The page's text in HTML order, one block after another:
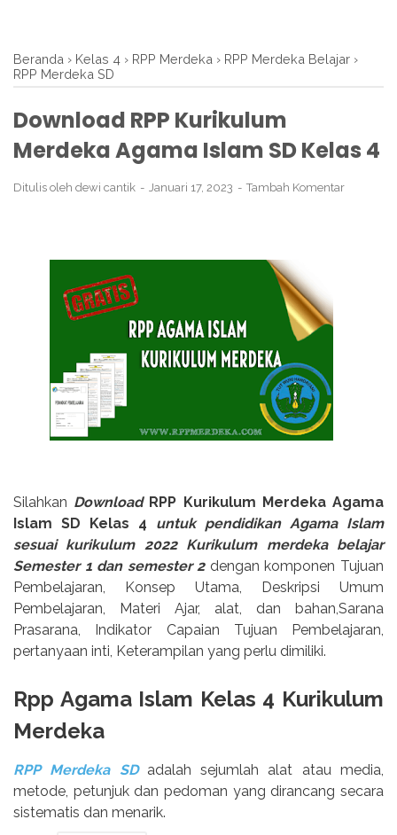
Beranda › Kelas 4 › RPP Merdeka › RPP Merdeka Belajar ›
RPP Merdeka SD
Download RPP Kurikulum
Merdeka Agama Islam SD Kelas 4
Ditulis oleh dewi cantik Januari 17, 2023 Tambah Komentar
Silahkan Download RPP Kurikulum Merdeka Agama
Islam SD Kelas 4 untuk pendidikan Agama Islam
sesuai kurikulum 2022 Kurikulum merdeka belajar
Semester 1 dan semester 2dengan komponen Tujuan
Pembelajaran, Konsep Utama, Deskripsi Umum
Pembelajaran, Materi Ajar, alat, dan bahan,Sarana
Prasarana, Indikator Capaian Tujuan Pembelajaran,
pertanyaan inti, Keterampilan yang perlu dimiliki.
Rpp Agama Islam Kelas 4 Kurikulum
Merdeka
RPP Merdeka SD
adalah sejumlah alat atau media,
metode, petunjuk dan pedoman yang dirancang secara
sistematis dan menarik.